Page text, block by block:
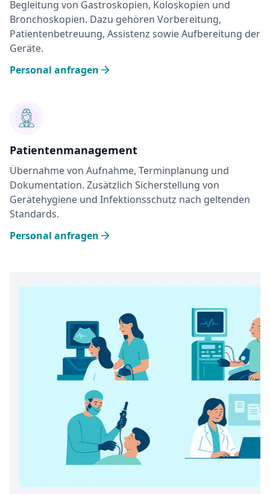
Begleitung von Gastroskopien, Koloskopien und
Bronchoskopien. Dazu gehören Vorbereitung,
Patientenbetreuung, Assistenz sowie Aufbereitung der
Geräte.
Personal anfragen
Patientenmanagement
Übernahme von Aufnahme, Terminplanung und
Dokumentation. Zusätzlich Sicherstellung von
Gerätehygiene und Infektionsschutz nach geltenden
Standards.
Personal anfragen